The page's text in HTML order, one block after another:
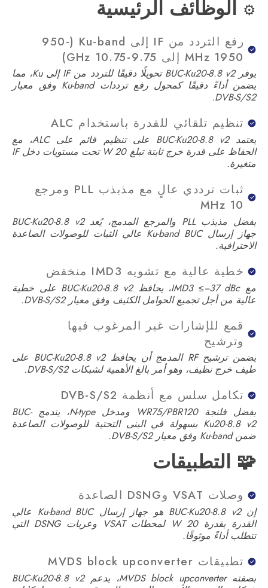
⚙️ الوظائف الرئيسية
رفع التردد من IF إلى Ku-band ‏(950-
1950 MHz إلى 9.75-10.75 GHz)
يوفر BUC-Ku20-8.8 v2 تحويلًا دقيقًا للتردد من IF إلى Ku، مما
يضمن أداءً دقيقًا كمحول رفع ترددات Ku-band وفق معيار
DVB-S/S2.
تنظيم تلقائي للقدرة باستخدام ALC
يعتمد BUC-Ku20-8.8 v2 على تنظيم قائم على ALC، مع
الحفاظ على قدرة خرج ثابتة تبلغ 20 W تحت مستويات دخل IF
متغيرة.
ثبات ترددي عالٍ مع مذبذب PLL ومرجع
10 MHz
بفضل مذبذب PLL والمرجع المدمج، يُعد BUC-Ku20-8.8 v2
جهاز إرسال Ku-band BUC عالي الثبات للوصولات الصاعدة
الاحترافية.
خطية عالية مع تشويه IMD3 منخفض
مع IMD3 ≤−37 dBc، يحافظ BUC-Ku20-8.8 v2 على خطية
عالية من أجل تجميع الحوامل الكثيف وفق معيار DVB-S/S2.
قمع للإشارات غير المرغوب فيها
وترشيح
يضمن ترشيح RF المدمج أن يحافظ BUC-Ku20-8.8 v2 على
طيف خرج نظيف، وهو أمر بالغ الأهمية لشبكات DVB-S/S2.
تكامل سلس مع أنظمة DVB-S/S2
بفضل فلنجة WR75/PBR120 ومدخل N-type، يندمج BUC-
Ku20-8.8 v2 بسهولة في البنى التحتية للوصولات الصاعدة
ضمن Ku-band وفق معيار DVB-S/S2.
🧩 التطبيقات
وصلات VSAT وDSNG الصاعدة
إن BUC-Ku20-8.8 v2 هو جهاز إرسال Ku-band BUC عالي
القدرة بقدرة 20 W لمحطات VSAT وعربات DSNG التي
تتطلب أداءً موثوقًا.
تطبيقات MVDS block upconverter
بصفته MVDS block upconverter، يدعم BUC-Ku20-8.8 v2